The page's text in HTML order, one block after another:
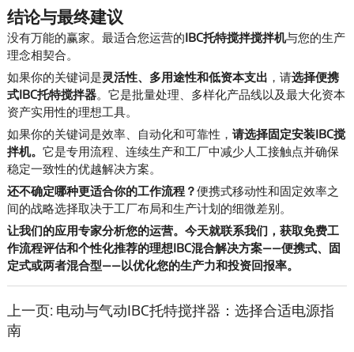
结论与最终建议
没有万能的赢家。最适合您运营的IBC托特搅拌搅拌机与您的生产
理念相契合。
如果你的关键词是灵活性、多用途性和低资本支出 ，请选择便携
式IBC托特搅拌器。它是批量处理、多样化产品线以及最大化资本
资产实用性的理想工具。
如果你的关键词是效率、自动化和可靠性， 请选择固定安装IBC搅
拌机。 它是专用流程、连续生产和工厂中减少人工接触点并确保
稳定一致性的优越解决方案。
还不确定哪种更适合你的工作流程？便携式移动性和固定效率之
间的战略选择取决于工厂布局和生产计划的细微差别。
让我们的应用专家分析您的运营。 今天就联系我们，获取免费工
作流程评估和个性化推荐的理想IBC混合解决方案——便携式、固
定式或两者混合型——以优化您的生产力和投资回报率。
上一页: 电动与气动IBC托特搅拌器：选择合适电源指
南